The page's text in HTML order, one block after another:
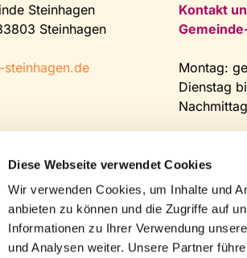
Diese Webseite verwendet Cookies
Wir verwenden Cookies, um Inhalte und
anbieten zu können und die Zugriffe auf
Informationen zu Ihrer Verwendung
und Analysen weiter. Unsere Partner
Steinhagen
Steinhagen
Kontakt
Montag:
Dienstag
Fax: 0 52
Mail: